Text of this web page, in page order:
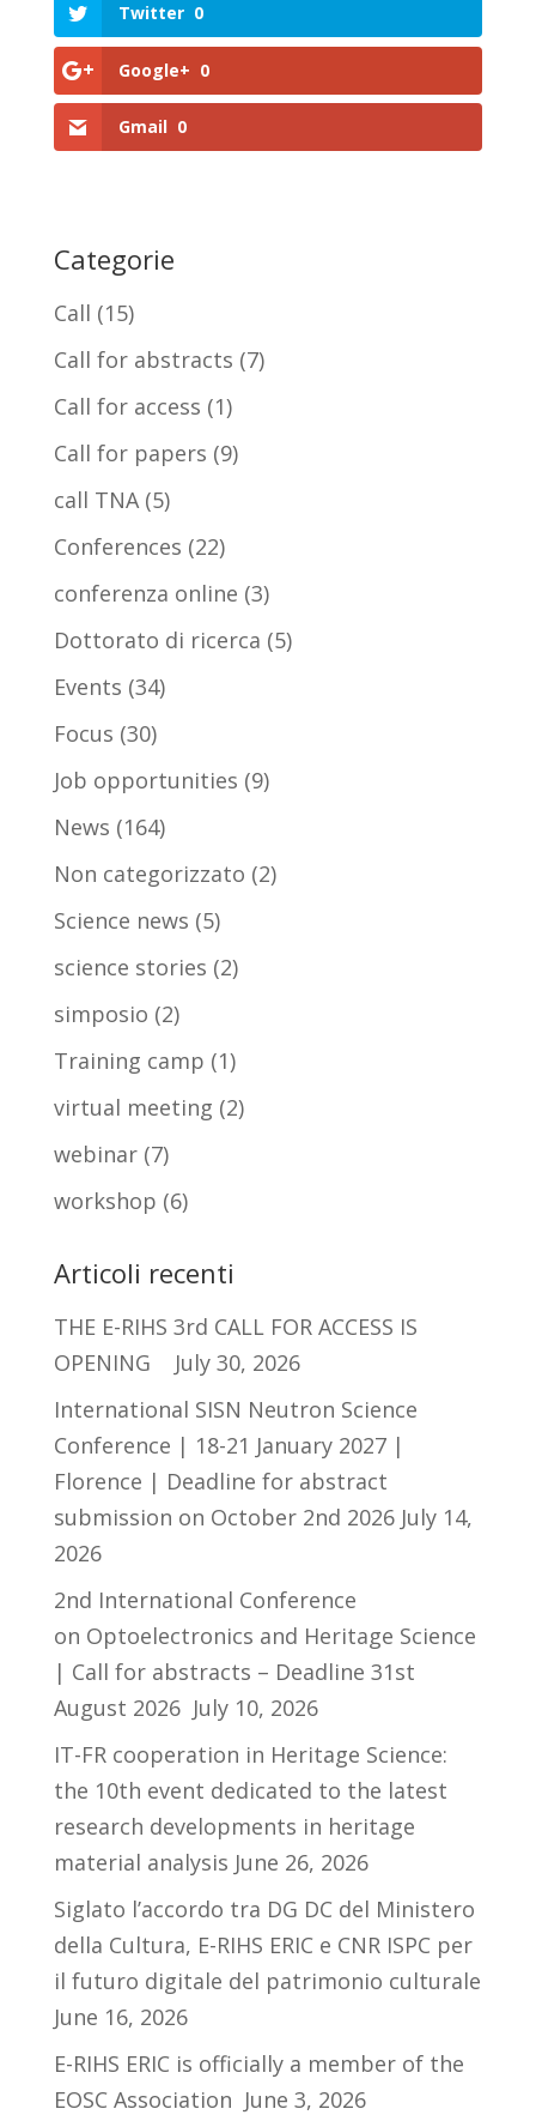
Twitter 0
Google+ 0
Gmail 0
Categorie
Call (15)
Call for abstracts (7)
Call for access (1)
Call for papers (9)
call TNA(5)
Conferences (22)
conferenza online (3)
Dottorato di ricerca (5)
Events (34)
Focus (30)
Job opportunities (9)
News (164)
Non categorizzato (2)
Science news (5)
science stories (2)
simposio (2)
Training camp (1)
virtual meeting (2)
webinar(7)
workshop (6)
Articoli recenti
THE E-RIHS 3rd CALL FOR ACCESS IS
OPENING
July 30, 2026
International SISN Neutron Science
Conference | 18-21 January 2027 |
Florence | Deadline for abstract
submission on October 2nd 2026 July 14,
2026
2nd International Conference
on Optoelectronics and Heritage Science
| Call for abstracts – Deadline 31st
August 2026 July 10, 2026
IT-FR cooperation in Heritage Science:
the 10th event dedicated to the latest
research developments in heritage
material analysis June 26, 2026
Siglato l’accordo tra DG DC del Ministero
della Cultura, E-RIHS ERIC e CNR ISPC per
il futuro digitale del patrimonio culturale
June 16, 2026
E-RIHS ERIC is officially a member of the
EOSC Association June 3, 2026